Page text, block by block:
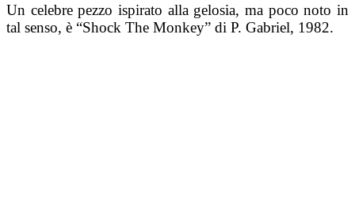
Un celebre pezzo ispirato alla gelosia, ma poco noto in
tal senso, è “Shock The Monkey” di P. Gabriel, 1982.